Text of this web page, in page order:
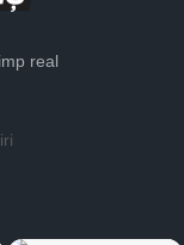
real